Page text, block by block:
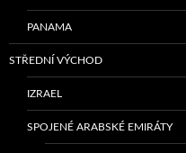
PANAMA
STŘEDNÍ VÝCHOD
IZRAEL
SPOJENÉ ARABSKÉ EMIRÁTY